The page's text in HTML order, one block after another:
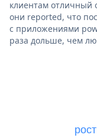
клиентам отличный
они reported, что
с приложениями
раза дольше, чем